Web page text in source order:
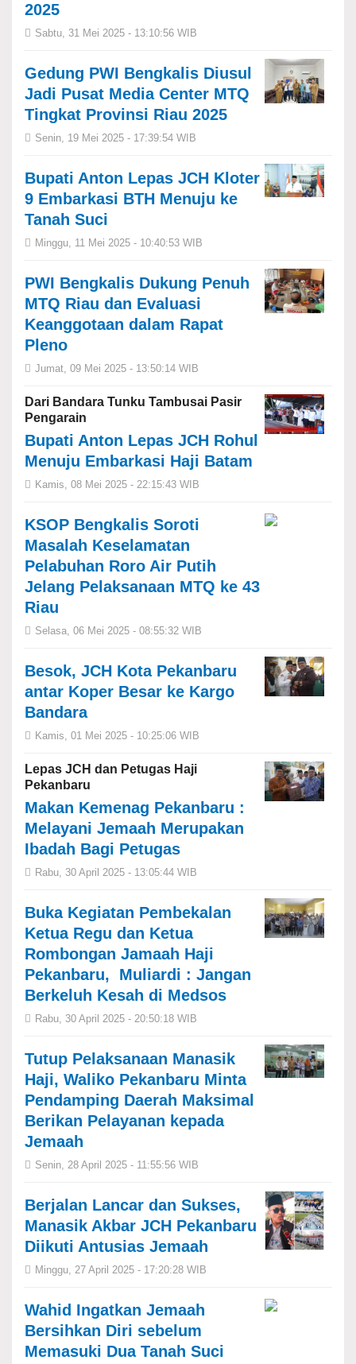
2025
Sabtu, 31 Mei 2025 - 13:10:56 WIB
Gedung PWI Bengkalis Diusul
Jadi Pusat Media Center MTQ
Tingkat Provinsi Riau 2025
Senin, 19 Mei 2025 - 17:39:54 WIB
Bupati Anton Lepas JCH Kloter
9 Embarkasi BTH Menuju ke
Tanah Suci
Minggu, 11 Mei 2025 - 10:40:53 WIB
PWI Bengkalis Dukung Penuh
MTQ Riau dan Evaluasi
Keanggotaan dalam Rapat
Pleno
Jumat, 09 Mei 2025 - 13:50:14 WIB
Dari Bandara Tunku Tambusai Pasir
Pengarain
Bupati Anton Lepas JCH Rohul
Menuju Embarkasi Haji Batam
Kamis, 08 Mei 2025 - 22:15:43 WIB
KSOP Bengkalis Soroti
Masalah Keselamatan
Pelabuhan Roro Air Putih
Jelang Pelaksanaan MTQ ke 43
Riau
Selasa, 06 Mei 2025 - 08:55:32 WIB
Besok, JCH Kota Pekanbaru
antar Koper Besar ke Kargo
Bandara
Kamis, 01 Mei 2025 - 10:25:06 WIB
Lepas JCH dan Petugas Haji
Pekanbaru
Makan Kemenag Pekanbaru :
Melayani Jemaah Merupakan
Ibadah Bagi Petugas
Rabu, 30 April 2025 - 13:05:44 WIB
Buka Kegiatan Pembekalan
Ketua Regu dan Ketua
Rombongan Jamaah Haji
Pekanbaru, Muliardi : Jangan
Berkeluh Kesah di Medsos
Rabu, 30 April 2025 - 20:50:18 WIB
Tutup Pelaksanaan Manasik
Haji, Waliko Pekanbaru Minta
Pendamping Daerah Maksimal
Berikan Pelayanan kepada
Jemaah
Senin, 28 April 2025 - 11:55:56 WIB
Berjalan Lancar dan Sukses,
Manasik Akbar JCH Pekanbaru
Diikuti Antusias Jemaah
Minggu, 27 April 2025 - 17:20:28 WIB
Wahid Ingatkan Jemaah
Bersihkan Diri sebelum
Memasuki Dua Tanah Suci